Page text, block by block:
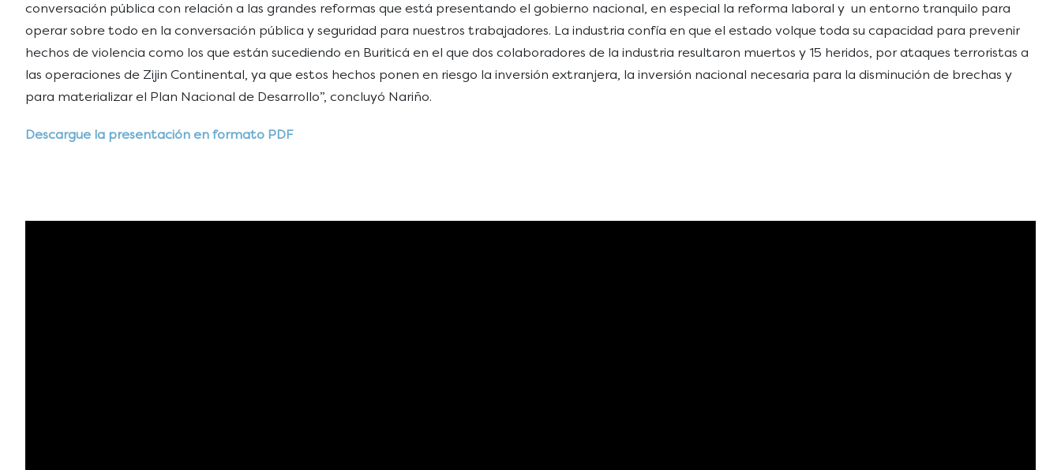
conversación pública con relación a las grandes reformas que está presentando el gobierno nacional, en especial la reforma laboral y un entorno tranquilo para
operar sobre todo en la conversación pública y seguridad para nuestros trabajadores. La industria confía en que el estado volque toda su capacidad para prevenir
hechos de violencia como los que están sucediendo en Buriticá en el que dos colaboradores de la industria resultaron muertos y 15 heridos, por ataques terroristas a
las operaciones de Zijin Continental, ya que estos hechos ponen en riesgo la inversión extranjera, la inversión nacional necesaria para la disminución de brechas y
para materializar el Plan Nacional de Desarrollo”, concluyó Nariño.
Descargue la presentación en formato PDF